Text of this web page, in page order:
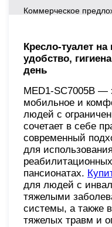
Коммерческое
Кресло-туалет
удобство,
день
MED1-SC7005B —
мобильное и
людей с
сочетает в себе
современный
для
пансионатах.
для людей с
тяжелыми
системы, а также
тяжелых травм и